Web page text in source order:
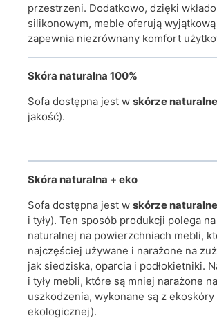
przestrzeni. Dodatkowo, dzięki
silikonowym, meble oferują
zapewnia niezrównany komfort
Skóra naturalna 100%
Sofa dostępna jest w skórze
jakość).
Skóra naturalna + eko
Sofa dostępna jest w skórze
i tyły). Ten sposób produkcji polega
naturalnej na powierzchniach mebli,
najczęściej używane i narażone na
jak siedziska, oparcia i podłokietniki.
i tyły mebli, które są mniej narażone na
uszkodzenia, wykonane są z
ekologicznej).